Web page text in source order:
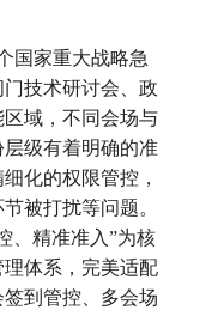
国家重大战略急
技术研讨会、政
域，不同会场与
级有着明确的准
化的权限管控，
被打扰等问题。
、精准准入”为核
体系，完美适配
到管控、多会场